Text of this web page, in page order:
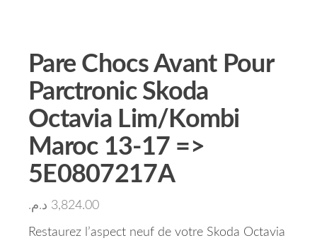
Pare Chocs Avant Pour
Parctronic Skoda
Octavia Lim/Kombi
Maroc 13-17 =>
5E0807217A
3,824.00 د.م.
Restaurez l’aspect neuf de votre Skoda Octavia